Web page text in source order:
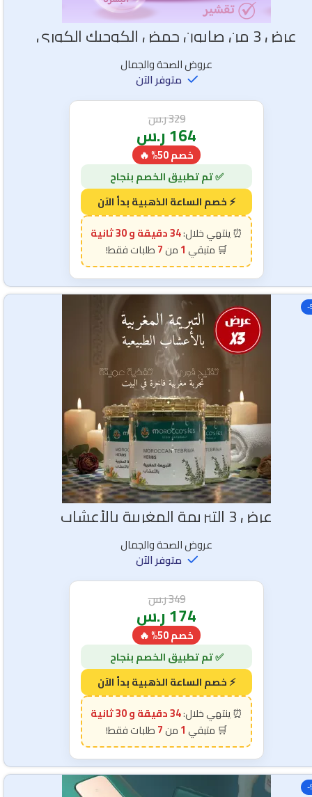
عرض 3 من صابون حمض الكوجيك الكوري
عروض الصحة والجمال
متوفر الآن
329ر.س
164ر.س
خصم 50% 🔥
34 دقيقة و 28 ثانية
1
7
-
عرض 3 التبريمة المغربية بالأعشاب
عروض الصحة والجمال
متوفر الآن
349ر.س
174ر.س
خصم 50% 🔥
34 دقيقة و 28 ثانية
1
7
-